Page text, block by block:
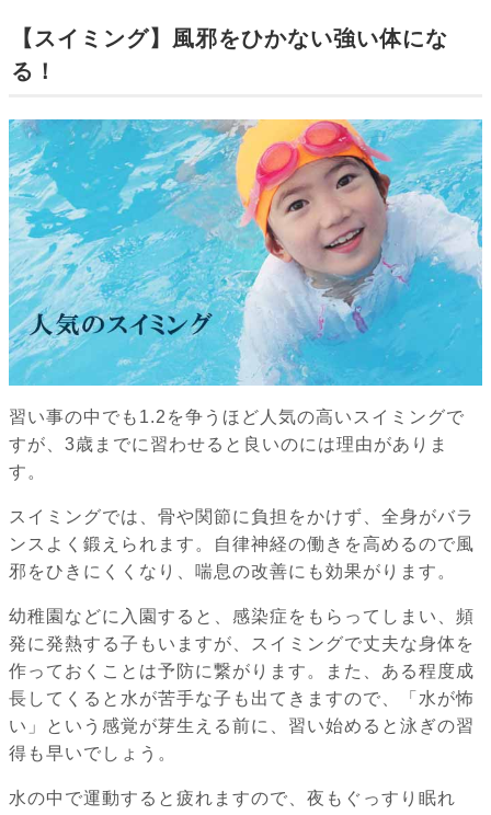
【スイミング】風邪をひかない強い体にな
る！
習い事の中でも1.2を争うほど人気の高いスイミングで
すが、3歳までに習わせると良いのには理由がありま
す。
スイミングでは、骨や関節に負担をかけず、全身がバラ
ンスよく鍛えられます。自律神経の働きを高めるので風
邪をひきにくくなり、喘息の改善にも効果がります。
幼稚園などに入園すると、感染症をもらってしまい、頻
発に発熱する子もいますが、スイミングで丈夫な身体を
作っておくことは予防に繋がります。また、ある程度成
長してくると水が苦手な子も出てきますので、「水が怖
い」という感覚が芽生える前に、習い始めると泳ぎの習
得も早いでしょう。
水の中で運動すると疲れますので、夜もぐっすり眠れ